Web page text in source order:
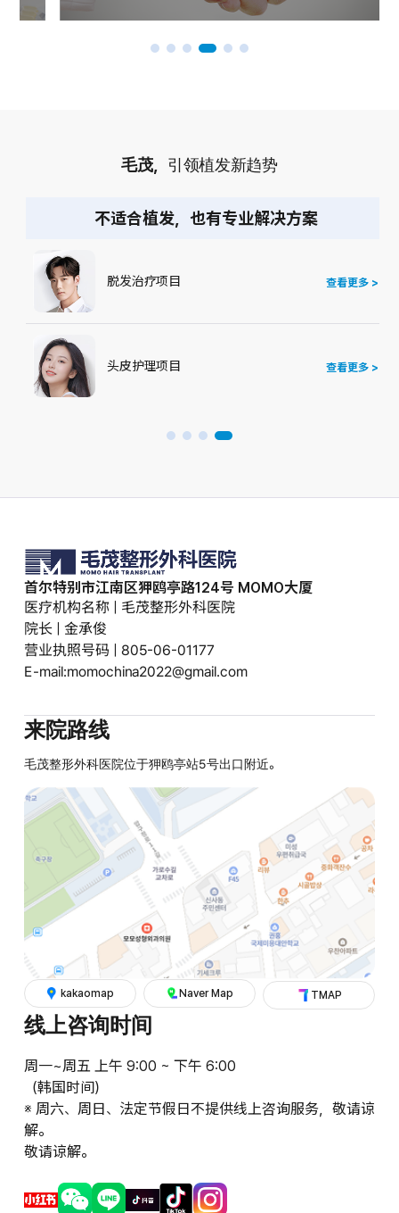
毛茂， 引领植发新趋势
不适合植发，也有专业解决方案
脱发治疗项目 查看更多 >
头皮护理项目 查看更多 >
首尔特别市江南区狎鸥亭路124号 MOMO大厦
医疗机构名称 | 毛茂整形外科医院
院长 | 金承俊
营业执照号码 | 805-06-01177
E-mail:momochina2022@gmail.com
线上咨询时间
周一~周五 上午 9:00 ~ 下午 6:00
（韩国时间）
※ 周六、周日、法定节假日不提供线上咨询服务，敬请谅
解。
敬请谅解。
来院路线
毛茂整形外科医院位于狎鸥亭站5号出口附近。
kakaomap Naver Map TMAP